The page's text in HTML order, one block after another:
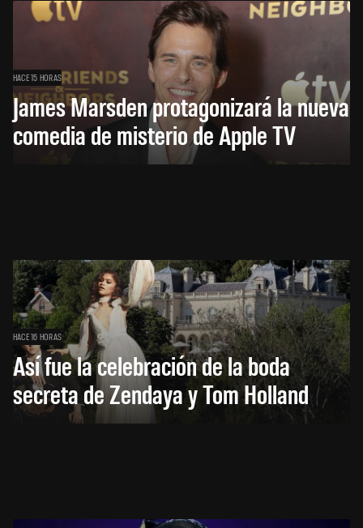
HACE 15 HORAS
James Marsden protagonizará la nueva
comedia de misterio de Apple TV
HACE 16 HORAS
Así fue la celebración de la boda
secreta de Zendaya y Tom Holland